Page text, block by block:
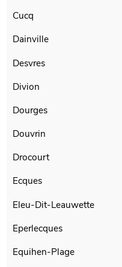
Cucq
Dainville
Desvres
Divion
Dourges
Douvrin
Drocourt
Ecques
Eleu-Dit-Leauwette
Eperlecques
Equihen-Plage